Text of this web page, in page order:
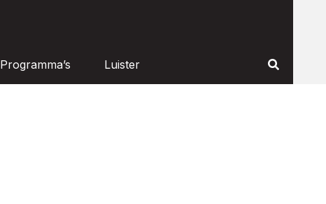
Programma’s Luister